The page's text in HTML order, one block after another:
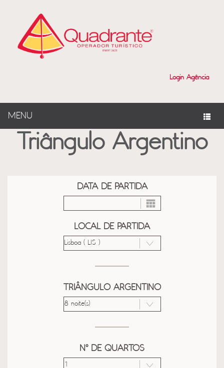
Login Agência
MENU
Triângulo Argentino
DATA DE PARTIDA
LOCAL DE PARTIDA
TRIÂNGULO ARGENTINO
Nº DE QUARTOS